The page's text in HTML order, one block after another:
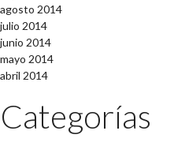
agosto 2014
julio 2014
junio 2014
mayo 2014
abril 2014
Categorías